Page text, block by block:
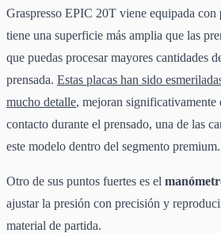
Graspresso EPIC 20T viene equipada con
tiene una superficie más amplia que las
que puedas procesar mayores cantidades
prensada. Estas placas han sido
mucho detalle, mejoran significativamente
contacto durante el prensado, una de las
este modelo dentro del segmento premium.
Otro de sus puntos fuertes es el
ajustar la presión con precisión y
material de partida.